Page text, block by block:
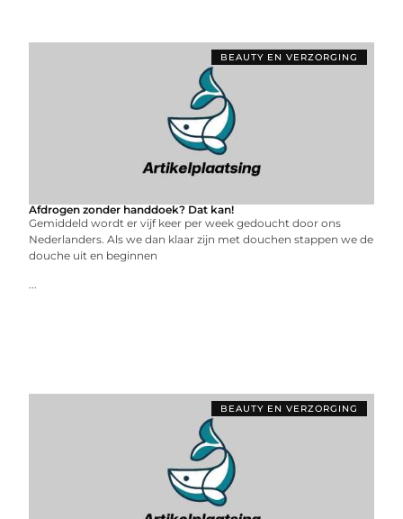
BEAUTY EN VERZORGING
Afdrogen zonder handdoek? Dat kan!
Gemiddeld wordt er vijf keer per week gedoucht door ons
Nederlanders. Als we dan klaar zijn met douchen stappen we de
douche uit en beginnen
...
BEAUTY EN VERZORGING